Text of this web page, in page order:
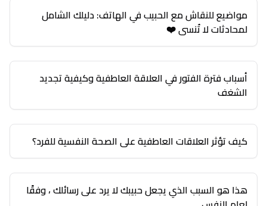
مواضيع للنقاش مع الحبيب في الهاتف: دليلك الشامل
لمحادثات لا تُنسى ❤️
أسباب فترة الفتور في العلاقة العاطفية وكيفية تجديد
الشغف
كيف تؤثر العلاقات العاطفية على الصحة النفسية للفرد؟
هذا هو السبب الذي يجعل حبيبك لا يرد على رسائلك ، وفقًا